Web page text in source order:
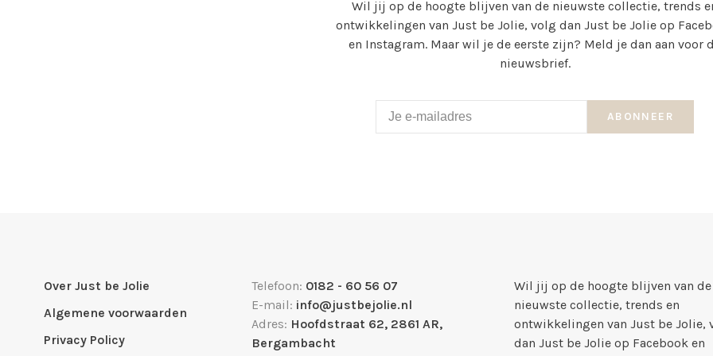
Wil jij op de hoogte blijven van de nieuwste collectie, trends
ontwikkelingen van Just be Jolie, volg dan Just be Jolie op
en Instagram. Maar wil je de eerste zijn? Meld je dan aan voor
nieuwsbrief.
ABONNEER
Over Just be Jolie
Algemene voorwaarden
Privacy Policy
Telefoon: 0182 - 60 56 07
E-mail: info@justbejolie.nl
Adres: Hoofdstraat 62, 2861 AR,
Bergambacht
Wil jij op de hoogte blijven van de
nieuwste collectie, trends en
ontwikkelingen van Just be Jolie,
dan Just be Jolie op Facebook en